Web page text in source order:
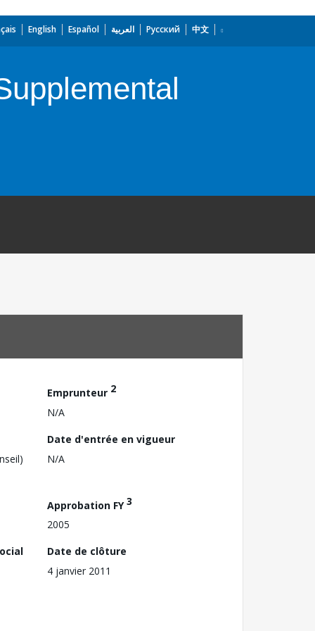
English Español العربية Русский 中文
Emprunteur 2
N/A
Date d'entrée en vigueur
N/A
Approbation FY3
2005
Date de clôture
4 janvier 2011